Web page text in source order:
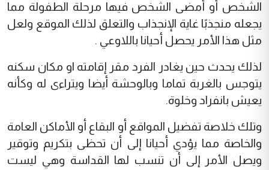
الشخص أو أمضى الشخص فيها مرحلة الطفولة مما
يجعله منجذبًا غاية الإنجذاب والتعلق لذلك الموقع ولعل
مثل هذا الأمر يحصل أحيانا باللاوعي .
لذلك يحدث حين يغادر الفرد مقر إقامته او مكان سكنه
يتوجس بالغربة تماما وبالوحشة أيضا ويتراءى له وكأنه
يعيش بانفراد وخلوة.
وتلك خلاصة تفضيل المواقع أو البقاع أو الأماكن العامة
والخاصة مما يؤدي أحيانا إلى أن تحظى بتكريم وتوقير
ويصل الأمر إلى أن تنسب لها القداسة وهي ليست